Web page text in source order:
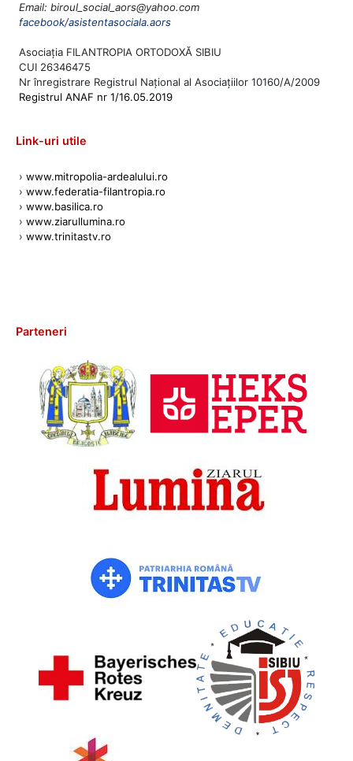
Email: biroul_social_aors@yahoo.com
facebook/asistentasociala.aors
Asociația FILANTROPIA ORTODOXĂ SIBIU
CUI 26346475
Nr înregistrare Registrul Național al Asociațiilor 10160/A/2009
Registrul ANAF nr 1/16.05.2019
Link-uri utile
› www.mitropolia-ardealului.ro
› www.federatia-filantropia.ro
› www.basilica.ro
› www.ziarullumina.ro
› www.trinitastv.ro
Parteneri